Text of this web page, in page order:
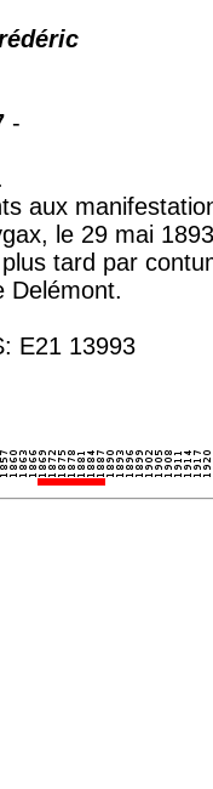
-
aux
le 29 mai
tard par
Delémont.
E21 13993